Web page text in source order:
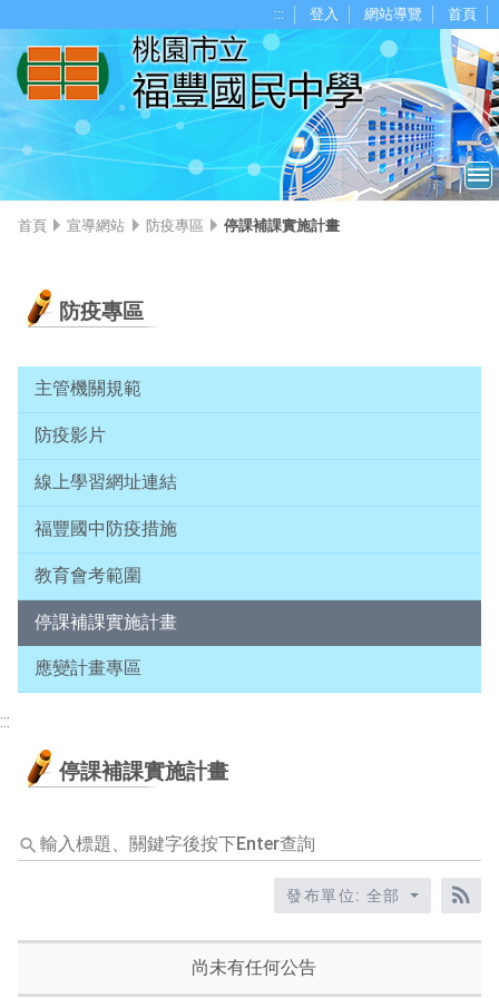
::: 登入 網站導覽 首頁
首頁 宣導網站 防疫專區 停課補課實施計畫
防疫專區
主管機關規範
防疫影片
線上學習網址連結
福豐國中防疫措施
教育會考範圍
停課補課實施計畫
應變計畫專區
:::
停課補課實施計畫
輸
入
發布單位: 全部
尚未有任何公告